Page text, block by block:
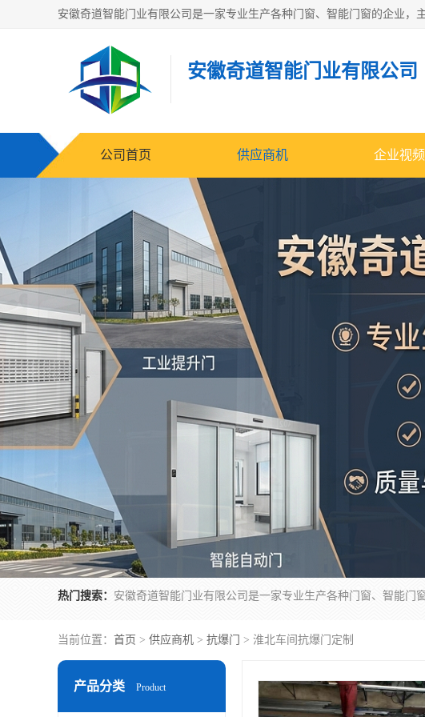
安徽奇道智能门业有限公司
公司首页 供应商机 企业视频
热门搜索：
当前位置： 首页 > 供应商机 > 抗爆门 > 淮北车间抗爆门定制
产品分类 Product